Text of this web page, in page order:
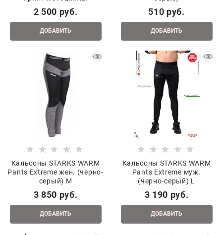
2 500 руб.
ДОБАВИТЬ
510 руб.
ДОБАВИТЬ
Кальсоны STARKS WARM
Pants Extreme жен. (черно-
серый) M
3 850 руб.
ДОБАВИТЬ
Кальсоны STARKS WARM
Pants Extreme муж.
(черно-серый) L
3 190 руб.
ДОБАВИТЬ